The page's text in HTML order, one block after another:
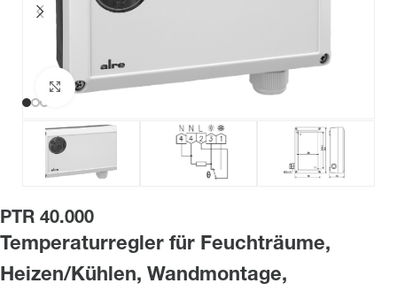
PTR 40.000
Temperaturregler für Feuchträume,
Heizen/Kühlen, Wandmontage,
Zum Vergrößern klicken